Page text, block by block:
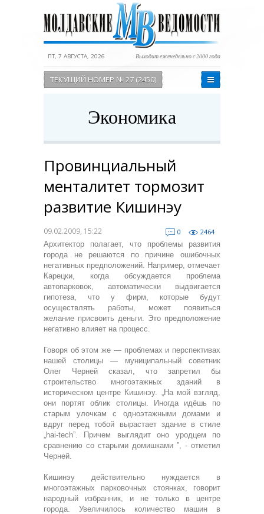
ПТ, 7 АВГУСТА, 2026 Выходит еженедельно с 2000 года
ТЕКУЩИЙ НОМЕР № 27 (2450)
Экономика
Провинциальный
менталитет тормозит
развитие Кишинэу
09.02.2009, 15:22 0
2464
Архитектор полагает, что проблемы развития
города не решаются по причине ошибочных
негативных предположений. Например, отмечает
Карецки, когда обсуждается проблема
автопарковок, автоматически выдвигается
гипотеза, что у фирм, которые будут
осуществлять работы, может появиться
желание присвоить деньги. Это предположение
негативно влияет на процесс.
Говоря об этом же — проблемах и перспективах
нашей столицы — муниципальный советник
Олег Черней сказал, что запретил бы
строительство многоэтажных зданий в
историческом центре Кишинэу. „На мой взгляд,
они портят облик столицы. Иногда идёшь по
старым улочкам с одноэтажными домами и
вдруг перед тобой вырастает здание в стиле
„hai-tech”. Причем выглядит оно уродцем по
сравнению со старыми домишками ”, - отметил
Черней.
Кишинэу действительно нуждается в
многоэтажных парковочных стоянках, говорит
народный избранник, и не только в центре
города. Увеличилось количество машин в